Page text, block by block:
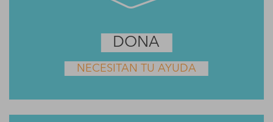
DONA
NECESITAN TU AYUDA